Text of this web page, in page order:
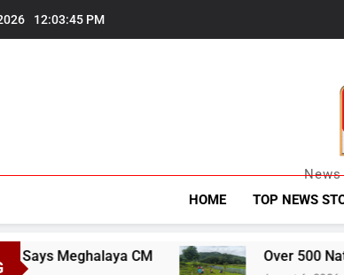
12:03:47 PM
HOME TOP NEWS
Over 500 Native Saplings Planted in